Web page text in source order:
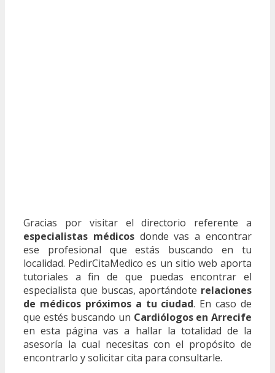
Gracias por visitar el directorio referente a
especialistas médicosdonde vas a encontrar
ese profesional que estás buscando en tu
localidad. PedirCitaMedico es un sitio web aporta
tutoriales a fin de que puedas encontrar el
especialista que buscas, aportándote relaciones
de médicos próximos a tu ciudad. En caso de
que estés buscando un Cardiólogos en Arrecife
en esta página vas a hallar la totalidad de la
asesoría la cual necesitas con el propósito de
encontrarlo y solicitar cita para consultarle.